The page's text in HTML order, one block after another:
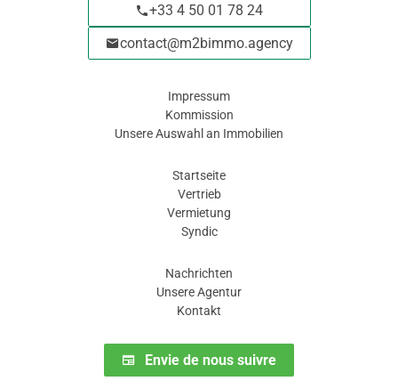
+33 4 50 01 78 24
contact@m2bimmo.agency
Impressum
Kommission
Unsere Auswahl an Immobilien
Startseite
Vertrieb
Vermietung
Syndic
Nachrichten
Unsere Agentur
Kontakt
Envie de nous suivre